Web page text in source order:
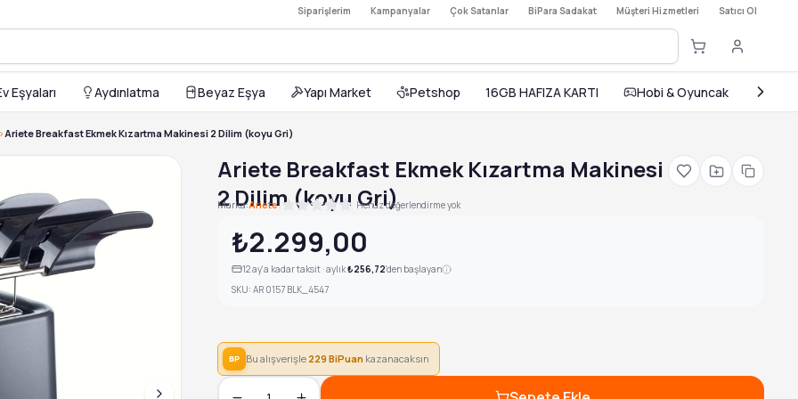
— 11.911,00TL
Siparişlerim Kampanyalar Çok Satanlar BiPara Sadakat Müşteri Hizmetleri Satıcı Ol
Eşyaları Aydınlatma Beyaz Eşya Yapı Market Petshop 16GB HAFIZA KARTI Hobi & Oyuncak
>Ariete Breakfast Ekmek Kızartma Makinesi 2 Dilim (koyu Gri)
Ariete Breakfast Ekmek Kızartma Makinesi
2 Dilim (koyu Gri)
Marka:Ariete| Henüz değerlendirme yok
₺2.299,00
12ay'a kadar taksit · aylık₺256,72'den başlayan
SKU: AR 0157 BLK_4547
BP Bu alışverişle 229 BiPuan kazanacaksın